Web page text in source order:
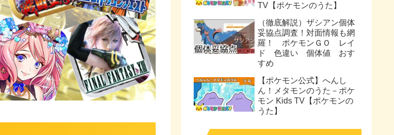
TV【ポケモンのうた】
（徹底解説）ザシアン個体
妥協点調査！対面情報も網
羅！ ポケモンＧＯ レイ
ド 色違い 個体値 おす
すめ
【ポケモン公式】へんし
ん！メタモンのうた－ポケ
モン Kids TV【ポケモンの
うた】